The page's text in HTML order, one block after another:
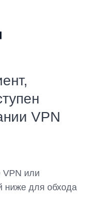
VPN
VPN или
ниже для обхода